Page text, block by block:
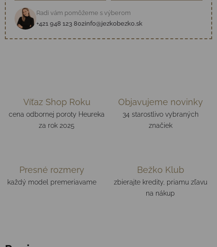
Radi vám pomôžeme s výberom
+421 948 123 802info@jezkobezko.sk
Víťaz Shop Roku
cena odbornej poroty Heureka
za rok 2025
Objavujeme novinky
34 starostlivo vybraných
značiek
Presné rozmery
každý model premeriavame
Bežko Klub
zbierajte kredity, priamu zľavu
na nákup